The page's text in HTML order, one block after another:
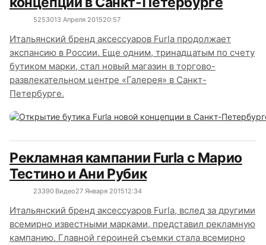
5253013 Апреля 201520:57
Итальянский бренд аксессуаров Furla продолжает
экспансию в России. Еще одним, тринадцатым по счету
бутиком марки, стал новый магазин в торгово-
развлекательном центре «Галерея» в Санкт-
Петербурге.
Рекламная кампании Furla с Марио
Тестино и Ани Рубик
23390 Видео27 Января 201512:34
Итальянский бренд аксессуаров Furla, вслед за другими
всемирно известными марками, представил рекламную
кампанию. Главной героиней съемки стала всемирно